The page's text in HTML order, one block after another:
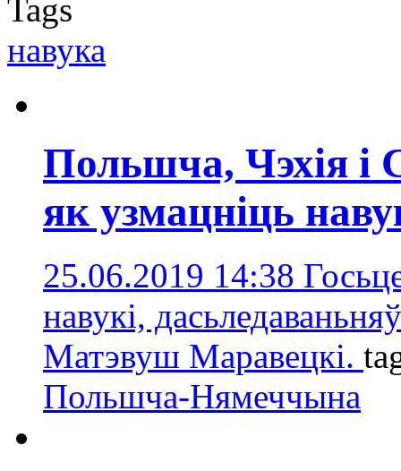
Tags
навука
Польшча, Чэхія і
як узмацніць
25.06.2019 14:38
навукі,
Матэвуш Маравецкі.
Польшча-Нямеччына